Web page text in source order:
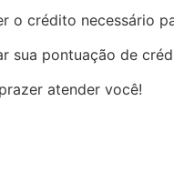
o crédito necessário
sua pontuação de
atender você!